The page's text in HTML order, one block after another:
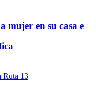
mujer en su casa e